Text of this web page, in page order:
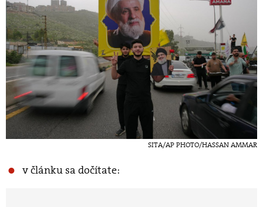
SITA/AP PHOTO/HASSAN AMMAR
v článku sa dočítate: